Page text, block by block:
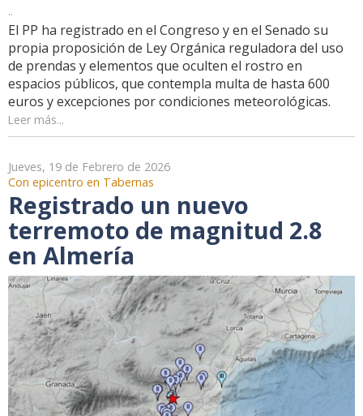
..
El PP ha registrado en el Congreso y en el Senado su
propia proposición de Ley Orgánica reguladora del uso
de prendas y elementos que oculten el rostro en
espacios públicos, que contempla multa de hasta 600
euros y excepciones por condiciones meteorológicas.
Leer más...
Jueves, 19 de Febrero de 2026
Con epicentro en Tabernas
Registrado un nuevo
terremoto de magnitud 2.8
en Almería